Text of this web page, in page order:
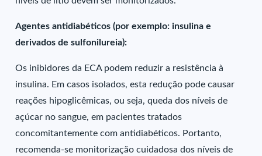
Agentes antidiabéticos (por exemplo: insulina e
derivados de sulfonilureia):
Os inibidores da ECA podem reduzir a resistência à
insulina. Em casos isolados, esta redução pode causar
reações hipoglicêmicas, ou seja, queda dos níveis de
açúcar no sangue, em pacientes tratados
concomitantemente com antidiabéticos. Portanto,
recomenda-se monitorização cuidadosa dos níveis de